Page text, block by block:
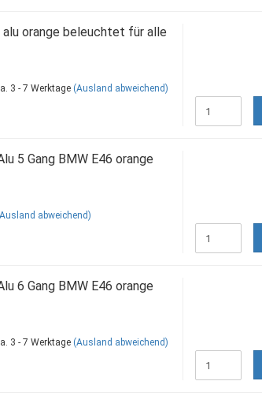
orange beleuchtet für alle
3 - 7 Werktage (Ausland abweichend)
5 Gang BMW E46 orange
abweichend)
6 Gang BMW E46 orange
3 - 7 Werktage (Ausland abweichend)